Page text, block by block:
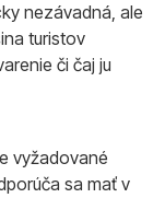
nezávadná, ale
turistov
či čaj ju
vyžadované
sa mať v